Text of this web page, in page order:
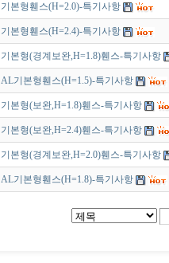
기본형휀스(H=2.0)-특기사항
기본형휀스(H=2.4)-특기사항
기본형(경계보완,H=1.8)휀스-특기사항
AL기본형휀스(H=1.5)-특기사항
기본형(보완,H=1.8)휀스-특기사항
기본형(보완,H=2.4)휀스-특기사항
기본형(경계보완,H=2.0)휀스-특기사항
AL기본형휀스(H=1.8)-특기사항